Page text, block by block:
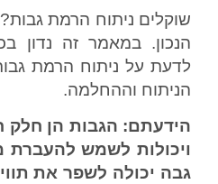
שוקלים ניתוח הרמת
הנכון. במאמר זה נדון
לדעת על ניתוח הרמת
הניתוח וההחלמה.
הידעתם: הגבות הן חלק
ויכולות לשמש להעברת
גבה יכולה לשפר את